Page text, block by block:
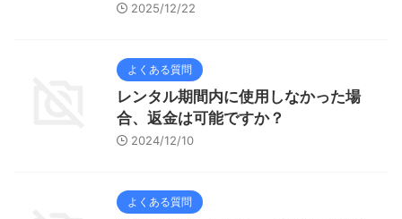
2025/12/22
よくある質問
レンタル期間内に使用しなかった場
合、返金は可能ですか？
2024/12/10
よくある質問